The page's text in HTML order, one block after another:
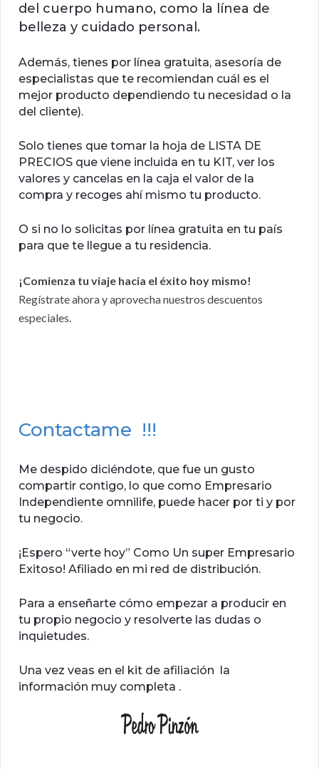
del cuerpo humano, como la línea de
belleza y cuidado personal.
Además, tienes por línea gratuita, asesoría de
especialistas que te recomiendan cuál es el
mejor producto dependiendo tu necesidad o la
del cliente).
Solo tienes que tomar la hoja de LISTA DE
PRECIOS que viene incluida en tu KIT, ver los
valores y cancelas en la caja el valor de la
compra y recoges ahí mismo tu producto.
O si no lo solicitas por línea gratuita en tu país
para que te llegue a tu residencia.
¡Comienza tu viaje hacia el éxito hoy mismo!
Regístrate ahora y aprovecha nuestros descuentos
especiales.
Contactame !!!
Me despido diciéndote, que fue un gusto
compartir contigo, lo que como Empresario
Independiente omnilife, puede hacer por ti y por
tu negocio.
¡Espero “verte hoy” Como Un super Empresario
Exitoso! Afiliado en mi red de distribución.
Para a enseñarte cómo empezar a producir en
tu propio negocio y resolverte las dudas o
inquietudes.
Una vez veas en el kit de afiliación la
información muy completa .